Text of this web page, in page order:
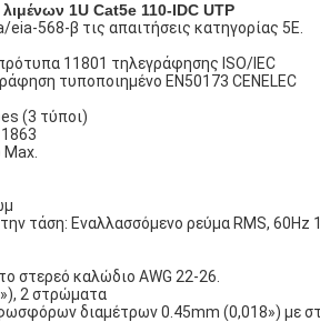
1U Cat5e 110-IDC UTP
568-β τις απαιτήσεις κατηγορίας 5E.
11801 τηλεγράφησης ISO/IEC
τυποποιημένο EN50173 CENELEC
(3 τύποι)
τάση: Εναλλασσόμενο ρεύμα RMS, 60Hz
στερεό καλώδιο AWG 22-26.
2 στρώματα
διαμέτρων 0.45mm (0,018») με